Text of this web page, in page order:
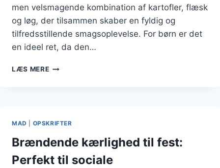
men velsmagende kombination af kartofler, flæsk
og løg, der tilsammen skaber en fyldig og
tilfredsstillende smagsoplevelse. For børn er det
en ideel ret, da den…
LÆS MEREBRÆNDENDE
MAD OPSKRIFTER
Brændende kærlighed til fest:
Perfekt til sociale